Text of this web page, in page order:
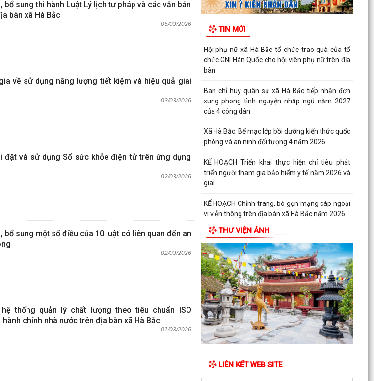
bổ sung thi hành Luật Lý lịch tư pháp và các văn bản
bàn xã Hà Bắc
05/03/2026
về sử dụng năng lượng tiết kiệm và hiệu quả giai
03/03/2026
đặt và sử dụng Sổ sức khỏe điện tử trên ứng dụng
02/03/2026
bổ sung một số điều của 10 luật có liên quan đến an
02/03/2026
thống quản lý chất lượng theo tiêu chuẩn ISO
chính nhà nước trên địa bàn xã Hà Bắc
01/03/2026
TIN MỚI
Hội phụ nữ xã Hà Bắc tổ chức trao quà của tổ
chức GNI Hàn Quốc cho hội viên phụ nữ trên địa
bàn
Ban chỉ huy quân sự xã Hà Bắc tiếp nhận đơn
xung phong tình nguyện nhập ngũ năm 2027
của 4 công dân
Xã Hà Bắc: Bế mạc lớp bồi dưỡng kiến thức quốc
phòng và an ninh đối tượng 4 năm 2026.
KẾ HOẠCH Triển khai thực hiện chỉ tiêu phát
triển người tham gia bảo hiểm y tế năm 2026 và
giai...
KẾ HOẠCH Chỉnh trang, bó gọn mạng cáp ngoại
vi viễn thông trên địa bàn xã Hà Bắc năm 2026
KẾ HOẠCH Tiếp tục thực hiện Quyết định số
1163/QĐ-TTg ngày 13/7/2021 của Thủ tướng
Chính phủ về...
THƯ VIỆN ẢNH
LIÊN KẾT WEB SITE